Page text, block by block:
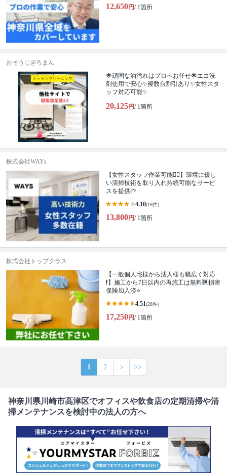
12,650円/ 1箇所
おそうじ@ろまん
🌟頑固な油汚れはプロへお任せ🌟エコ洗
剤使用で安心✨複数台割引あり✨女性スタ
ッフ対応可能✨
20,125円/ 1箇所
株式会社WAYs
【女性スタッフ作業可能🙆‍♀️】環境に優し
い清掃技術を取り入れ持続可能なサービ
スを提供🌱
4.10(18件)
13,800円/ 1箇所
株式会社トップクラス
【一般個人宅様から法人様も幅広く対応
❗️】施工から7日以内の再施工は無料🈚️損害
保険加入済⭐️
4.51(28件)
17,250円/ 1箇所
1 2 > >>
神奈川県川崎市高津区でオフィスや飲食店の定期清掃や清
掃メンテナンスを検討中の法人の方へ